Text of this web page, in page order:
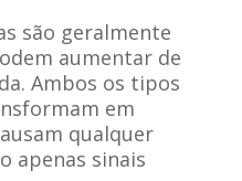
são geralmente
aumentar de
Ambos os tipos
em
qualquer
apenas sinais